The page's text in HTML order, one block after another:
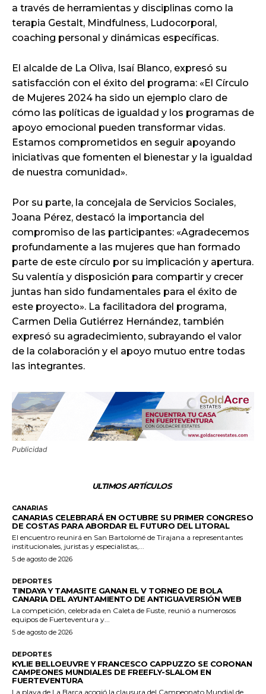
a través de herramientas y disciplinas como la
terapia Gestalt, Mindfulness, Ludocorporal,
coaching personal y dinámicas específicas.
El alcalde de La Oliva, Isaí Blanco, expresó su
satisfacción con el éxito del programa: «El Círculo
de Mujeres 2024 ha sido un ejemplo claro de
cómo las políticas de igualdad y los programas de
apoyo emocional pueden transformar vidas.
Estamos comprometidos en seguir apoyando
iniciativas que fomenten el bienestar y la igualdad
de nuestra comunidad».
Por su parte, la concejala de Servicios Sociales,
Joana Pérez, destacó la importancia del
compromiso de las participantes: «Agradecemos
profundamente a las mujeres que han formado
parte de este círculo por su implicación y apertura.
Su valentía y disposición para compartir y crecer
juntas han sido fundamentales para el éxito de
este proyecto». La facilitadora del programa,
Carmen Delia Gutiérrez Hernández, también
expresó su agradecimiento, subrayando el valor
de la colaboración y el apoyo mutuo entre todas
las integrantes.
Publicidad
ULTIMOS ARTÍCULOS
CANARIAS
CANARIAS CELEBRARÁ EN OCTUBRE SU PRIMER CONGRESO
DE COSTAS PARA ABORDAR EL FUTURO DEL LITORAL
El encuentro reunirá en San Bartolomé de Tirajana a representantes
institucionales, juristas y especialistas,...
5 de agosto de 2026
DEPORTES
TINDAYA Y TAMASITE GANAN EL V TORNEO DE BOLA
CANARIA DEL AYUNTAMIENTO DE ANTIGUAVERSIÓN WEB
La competición, celebrada en Caleta de Fuste, reunió a numerosos
equipos de Fuerteventura y...
5 de agosto de 2026
DEPORTES
KYLIE BELLOEUVRE Y FRANCESCO CAPPUZZO SE CORONAN
CAMPEONES MUNDIALES DE FREEFLY-SLALOM EN
FUERTEVENTURA
La playa de La Barca acogió la clausura del Campeonato Mundial de